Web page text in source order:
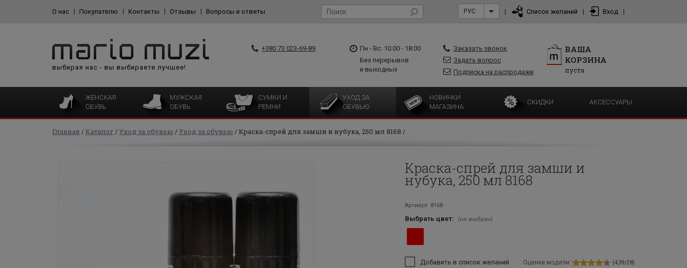
О нас Покупателю Контакты Отзывы Вопросы и ответы РУС | Список желаний | Вход |
выбирая нас - вы выбираете лучшее!
+380 73 023-69-89
Пн - Вс: 10:00 - 18:00
Без перерывов
и выходных
Заказать звонок
Задать вопрос
Подписка на распродажи
ВАША
КОРЗИНА
пуста
ЖЕНСКАЯ
ОБУВЬ
МУЖСКАЯ
ОБУВЬ
СУМКИ И
РЕМНИ
УХОД ЗА
ОБУВЬЮ
НОВИНКИ
МАГАЗИНА
СКИДКИ АКСЕССУАРЫ
Главная Каталог Уход за обувью Уход за обувью Краска-спрей для замши и нубука, 250 мл 8168
Краска-спрей для замши и
нубука, 250 мл 8168
Артикул: 8168
Выбрать цвет: (не выбран)
Добавить в список желаний Оценка модели: (4,39/28)